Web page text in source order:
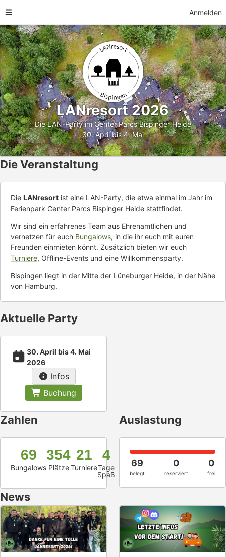
Anmelden
LANresort 2026
Die LAN-Party im Center Parcs Bispinger Heide
30. April bis 4. Mai
Die Veranstaltung
Die LANresort ist eine LAN-Party, die etwa einmal im Jahr im
Ferienpark Center Parcs Bispinger Heide stattfindet.
Wir sind ein erfahrenes Team aus Ehrenamtlichen und
vernetzen für euch Bungalows, in die ihr euch mit euren
Freunden einmieten könnt. Zusätzlich bieten wir euch
Turniere, Offline-Events und eine Willkommensparty.
Bispingen liegt in der Mitte der Lüneburger Heide, in der Nähe
von Hamburg.
Aktuelle Party
30. April bis 4. Mai
2026
Infos
Buchung
Zahlen
69
Bungalows
354
Plätze
21
Turniere
4
Tage
Spaß
Auslastung
69
belegt
0
reserviert
0
frei
News